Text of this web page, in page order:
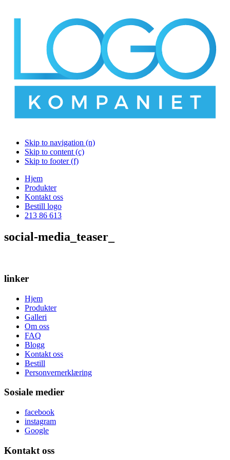
Skip to navigation (n)
Skip to content (c)
Skip to footer (f)
Hjem
Produkter
Kontakt oss
Bestill logo
213 86 613
social-media_teaser_
linker
Hjem
Produkter
Galleri
Om oss
FAQ
Blogg
Kontakt oss
Bestill
Personvernerklæring
Sosiale medier
facebook
instagram
Google
Kontakt oss